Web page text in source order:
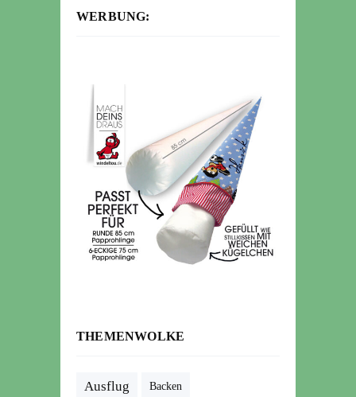
WERBUNG:
THEMENWOLKE
Ausflug Backen